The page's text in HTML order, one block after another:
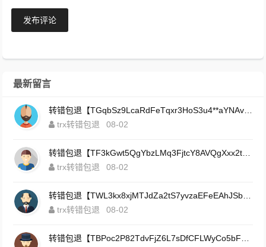
发布评论
最新留言
trx转错包退
08-02
trx转错包退
08-02
trx转错包退
08-02